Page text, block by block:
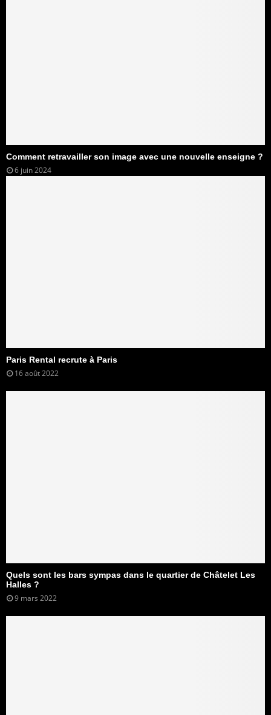
Comment retravailler son image avec une nouvelle enseigne ?
6 juin 2024
Paris Rental recrute à Paris
16 août 2022
Quels sont les bars sympas dans le quartier de Châtelet Les
Halles ?
9 mars 2022